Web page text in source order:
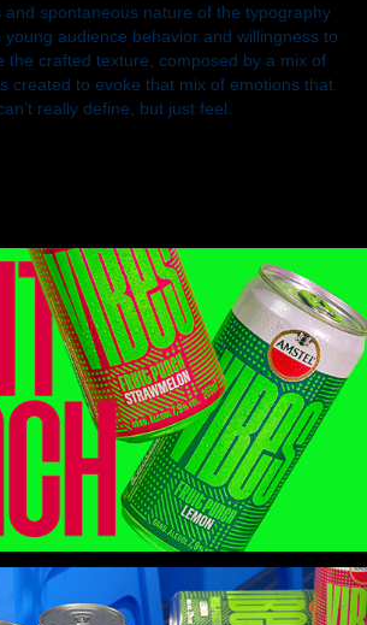
and spontaneous nature of the typography
audience behavior and willingness to
the crafted texture, composed by a mix of
created to evoke that mix of emotions that
really define, but just feel.